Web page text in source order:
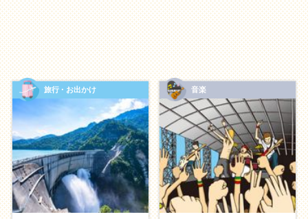
体を動かしてリフレッシュしたいカップルへ。
一緒に汗を流す「ジム通い・ジョギング」
自然の中で整う「サウナ・岩盤浴」
海や山を楽しむ「 サーフィン・ハイキング」
タイプ別に探す
最近マンネリ気味で、新鮮な空気がほしい
ちょっと遠出して泊まる「温泉 旅行」
食べたことのない国の料理に挑戦する「エスニッ
旅行・お出かけ 音楽